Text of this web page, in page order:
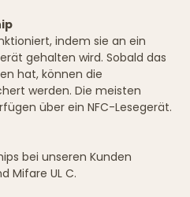
indem sie an ein
gehalten wird. Sobald das
hat, können die
werden. Die meisten
über ein NFC-Lesegerät.
bei unseren Kunden
Mifare UL C.